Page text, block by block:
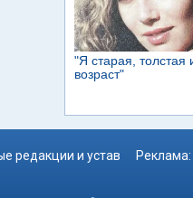
редакции и устав Реклама: